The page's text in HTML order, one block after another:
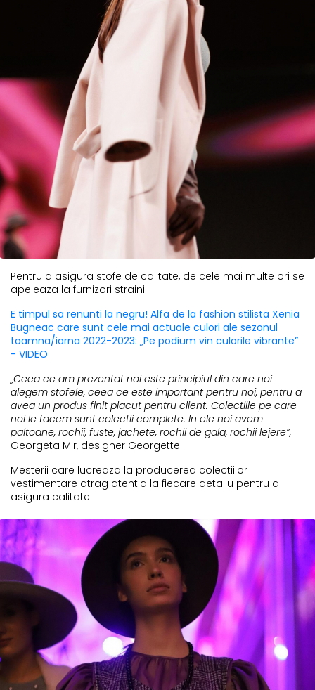
Pentru a asigura stofe de calitate, de cele mai multe ori se
apeleaza la furnizori straini.
E timpul sa renunti la negru! Alfa de la fashion stilista Xenia
Bugneac care sunt cele mai actuale culori ale sezonul
toamna/iarna 2022-2023: „Pe podium vin culorile vibrante”
- VIDEO
„Ceea ce am prezentat noi este principiul din care noi
alegem stofele, ceea ce este important pentru noi, pentru a
avea un produs finit placut pentru client. Colectiile pe care
noi le facem sunt colectii complete. In ele noi avem
paltoane, rochii, fuste, jachete, rochii de gala, rochii lejere”,
Georgeta Mir, designer Georgette.
Mesterii care lucreaza la producerea colectiilor
vestimentare atrag atentia la fiecare detaliu pentru a
asigura calitate.